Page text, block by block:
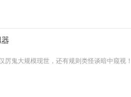
厉鬼大规模现世，还有规则类怪谈暗中窥